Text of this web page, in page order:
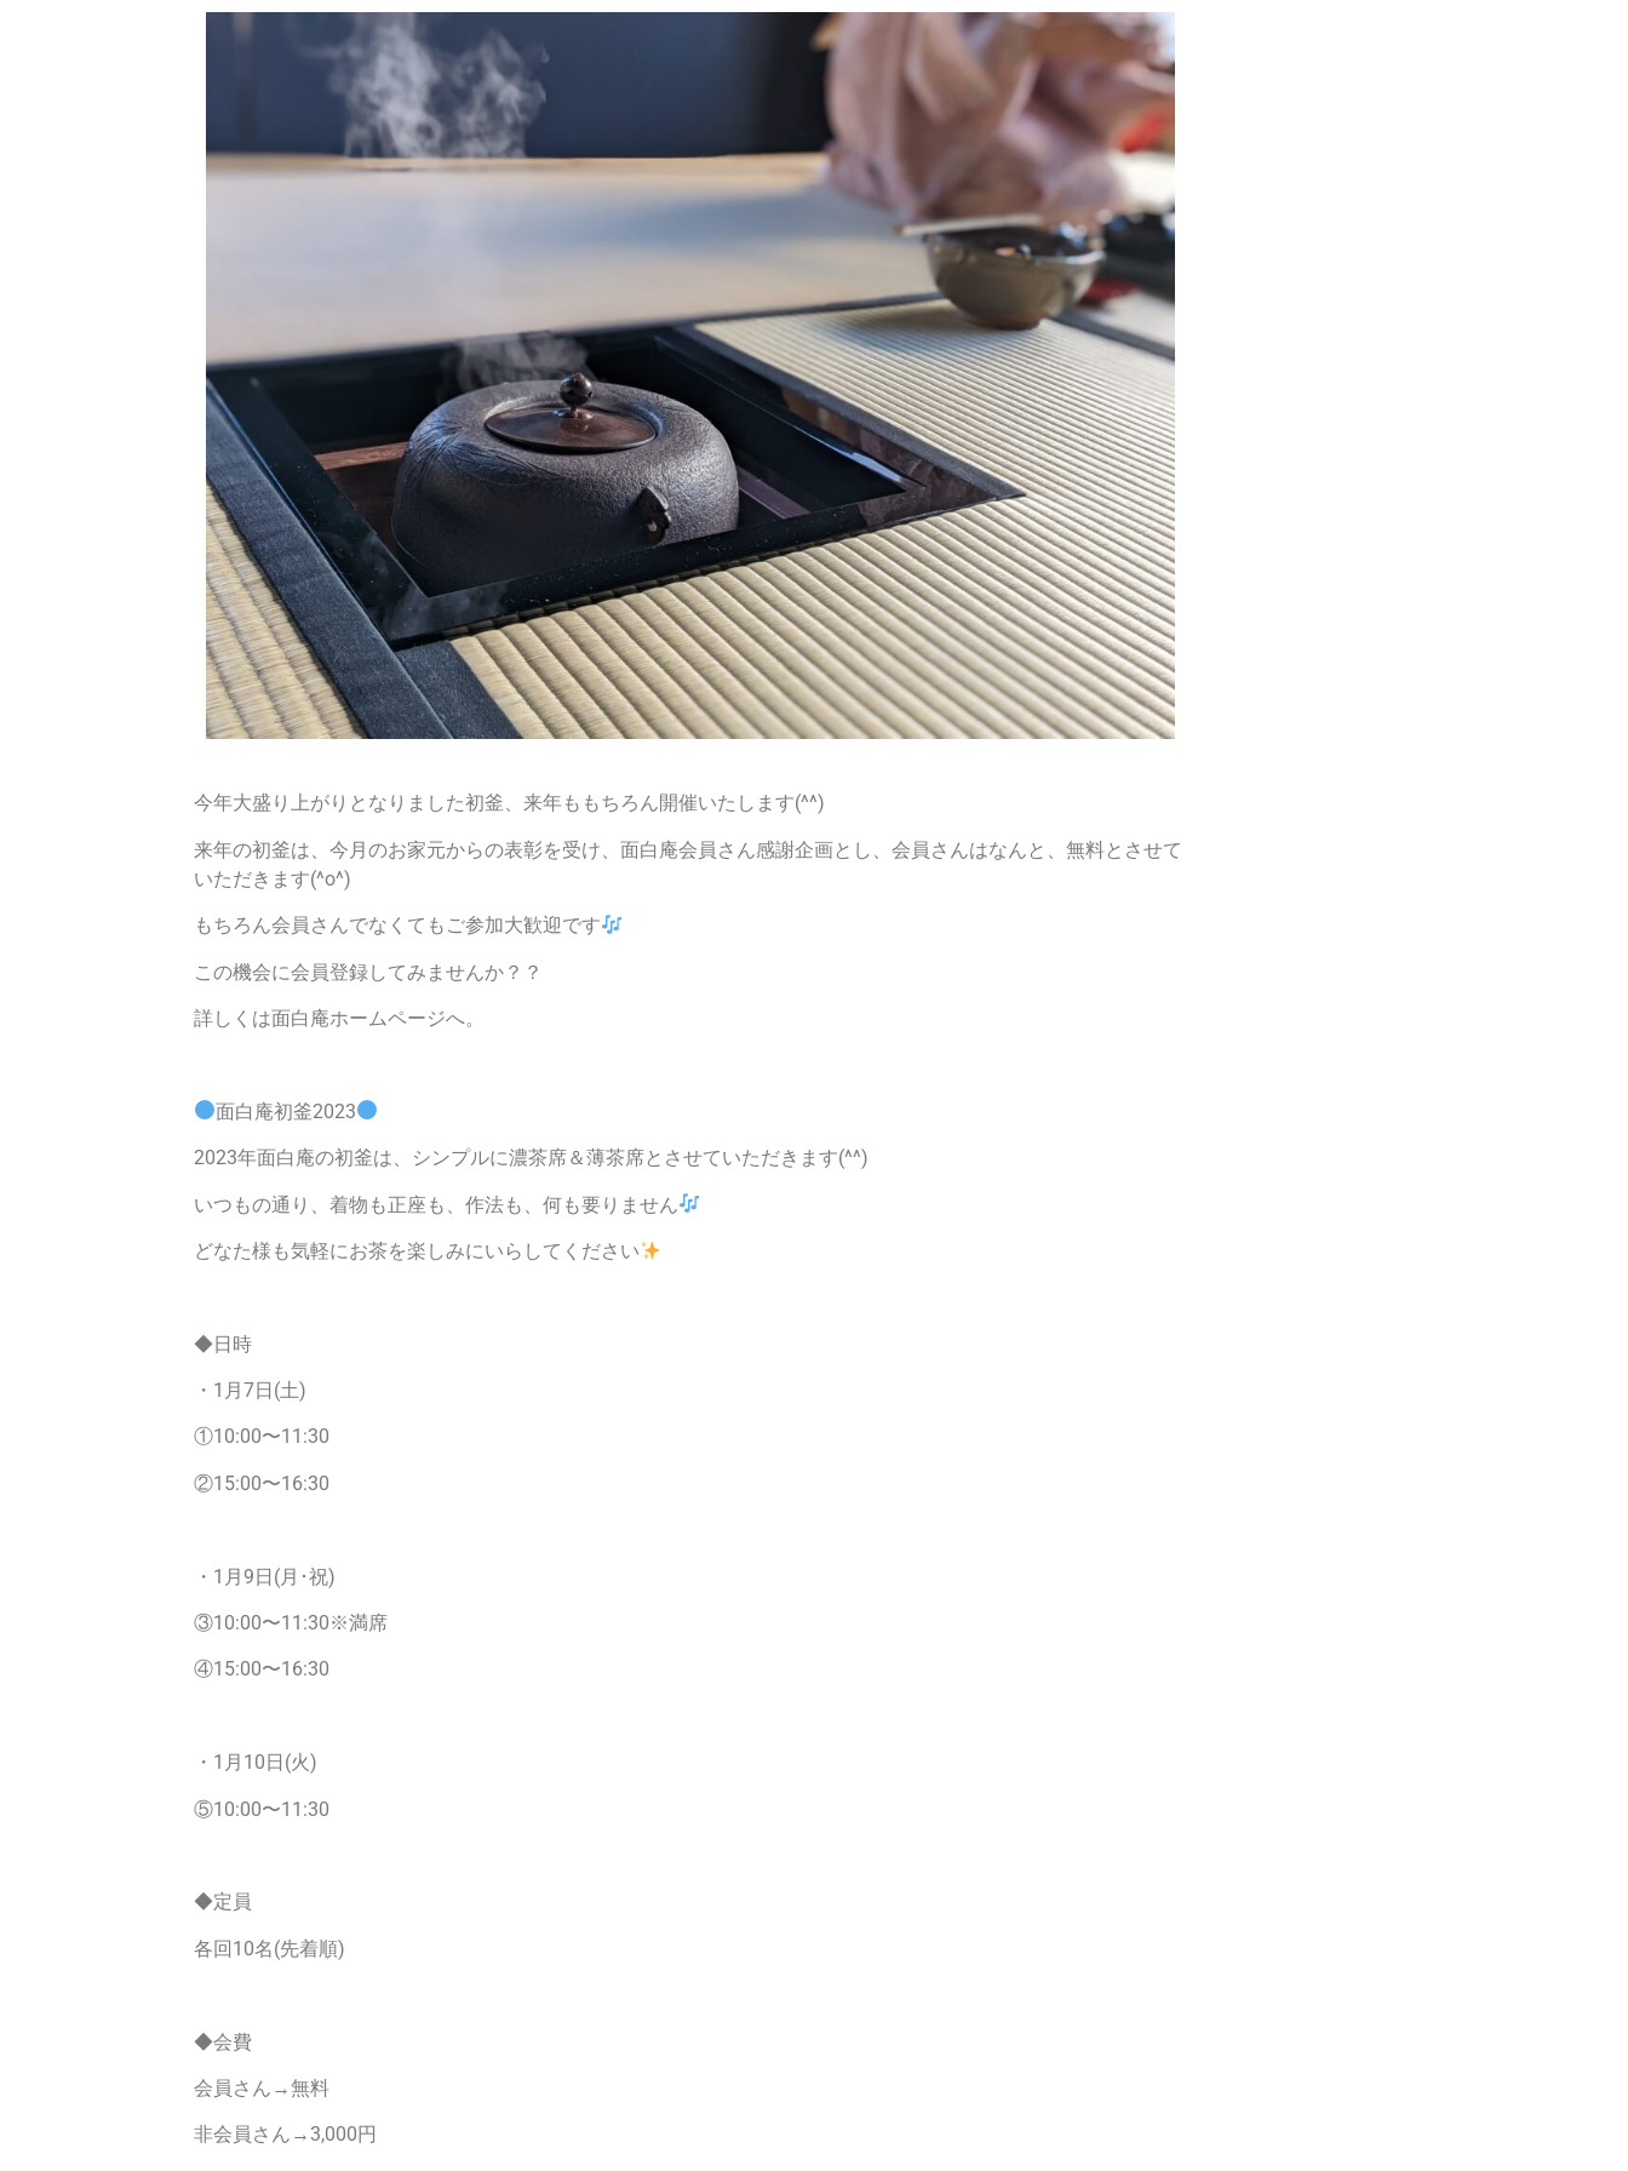
今年大盛り上がりとなりました初釜、来年ももちろん開催いたします(^^)
来年の初釜は、今月のお家元からの表彰を受け、面白庵会員さん感謝企画とし、会員さんはなんと、無料とさせて
いただきます(^o^)
もちろん会員さんでなくてもご参加大歓迎です
この機会に会員登録してみませんか？？
詳しくは面白庵ホームページへ。
面白庵初釜2023
2023年面白庵の初釜は、シンプルに濃茶席＆薄茶席とさせていただきます(^^)
いつもの通り、着物も正座も、作法も、何も要りません
どなた様も気軽にお茶を楽しみにいらしてください
◆日時
・1月7日(土)
①10:00〜11:30
②15:00〜16:30
・1月9日(月･祝)
③10:00〜11:30※満席
④15:00〜16:30
・1月10日(火)
⑤10:00〜11:30
◆定員
各回10名(先着順)
◆会費
会員さん→無料
非会員さん→3,000円